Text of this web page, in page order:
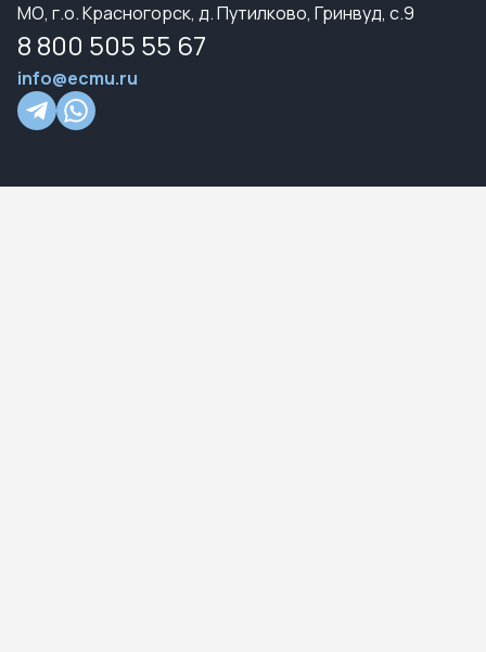
МО, г.о. Красногорск, д. Путилково, Гринвуд, с.9
8 800 505 55 67
info@ecmu.ru